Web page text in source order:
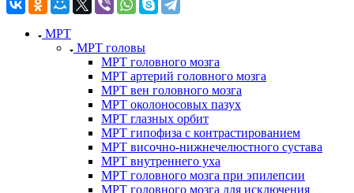
МРТ
МРТ головы
МРТ головного мозга
МРТ артерий головного мозга
МРТ вен головного мозга
МРТ околоносовых пазух
МРТ глазных орбит
МРТ гипофиза с контрастированием
МРТ височно-нижнечелюстного сустава
МРТ внутреннего уха
МРТ головного мозга при эпилепсии
МРТ головного мозга для исключения